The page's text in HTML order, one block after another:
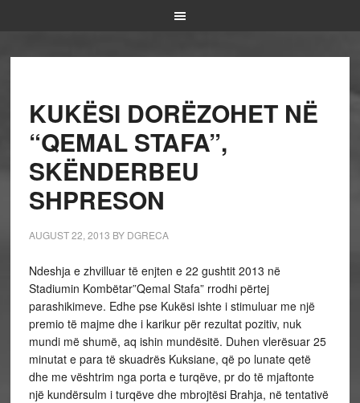
KUKËSI DORËZOHET NË
“QEMAL STAFA”,
SKËNDERBEU
SHPRESON
AUGUST 22, 2013 BY DGRECA
Ndeshja e zhvilluar të enjten e 22 gushtit 2013 në
Stadiumin Kombëtar”Qemal Stafa” rrodhi përtej
parashikimeve. Edhe pse Kukësi ishte i stimuluar me një
premio të majme dhe i karikur për rezultat pozitiv, nuk
mundi më shumë, aq ishin mundësitë. Duhen vlerësuar 25
minutat e para të skuadrës Kuksiane, që po lunate qetë
dhe me vështrim nga porta e turqëve, pr do të mjaftonte
një kundërsulm i turqëve dhe mbrojtësi Brahja, në tentativë